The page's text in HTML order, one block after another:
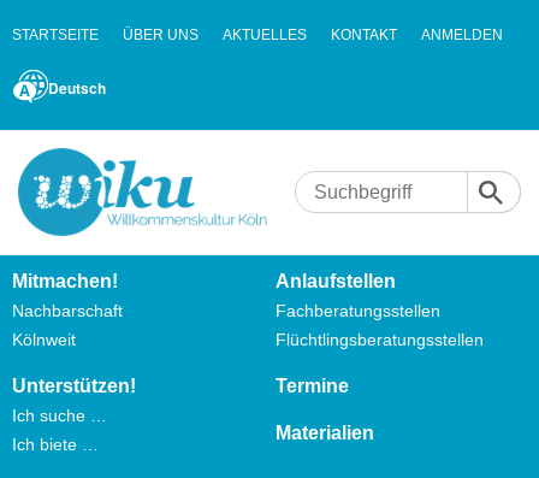
STARTSEITE ÜBER UNS AKTUELLES KONTAKT ANMELDEN
Deutsch
Mitmachen!
Nachbarschaft
Kölnweit
Anlaufstellen
Fachberatungsstellen
Flüchtlingsberatungsstellen
Unterstützen!
Ich suche …
Ich biete …
Termine
Materialien